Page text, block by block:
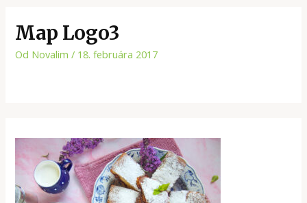
Map Logo3
Od Novalim/ 18. februára 2017